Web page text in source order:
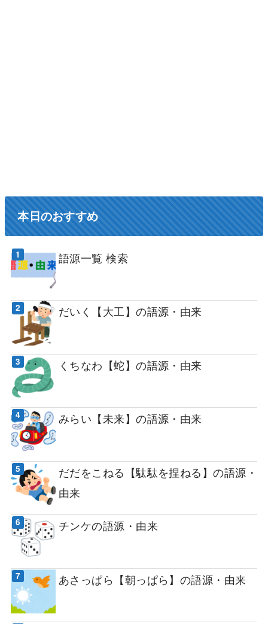
本日のおすすめ
語源一覧 検索
だいく【大工】の語源・由来
くちなわ【蛇】の語源・由来
みらい【未来】の語源・由来
だだをこねる【駄駄を捏ねる】の語源・
由来
チンケの語源・由来
あさっぱら【朝っぱら】の語源・由来